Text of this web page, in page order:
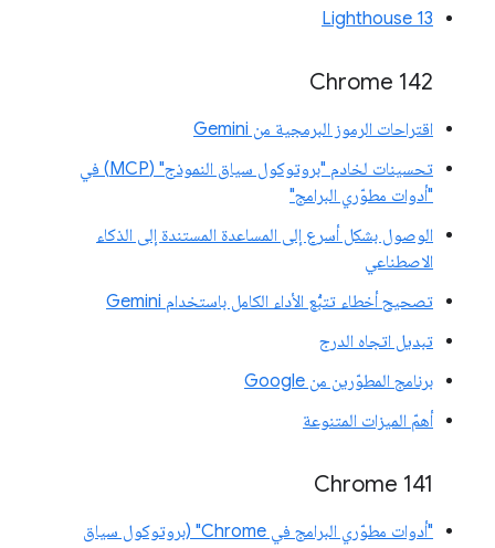
Lighthouse 13
Chrome 142
اقتراحات الرموز البرمجية من Gemini
تحسينات لخادم "بروتوكول سياق النموذج" (MCP) في
"أدوات مطوّري البرامج"
الوصول بشكل أسرع إلى المساعدة المستندة إلى الذكاء
الاصطناعي
تصحيح أخطاء تتبُّع الأداء الكامل باستخدام Gemini
تبديل اتجاه الدرج
برنامج المطوّرين من Google
أهمّ الميزات المتنوعة
‫Chrome 141
"أدوات مطوّري البرامج في Chrome" (بروتوكول سياق